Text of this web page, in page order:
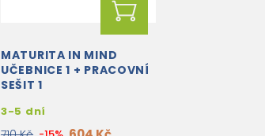
MATURITA IN MIND
UČEBNICE 1 + PRACOVNÍ
SEŠIT 1
3-5 dní